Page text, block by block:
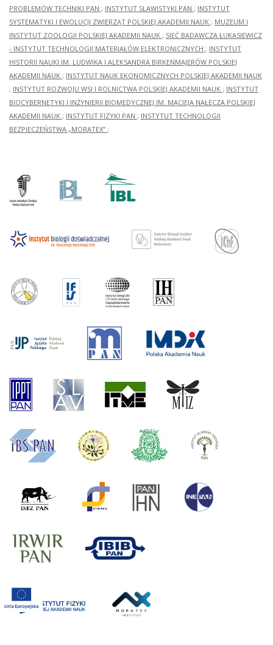
PROBLEMÓW TECHNIKI PAN ; INSTYTUT SLAWISTYKI PAN ; INSTYTUT
SYSTEMATYKI I EWOLUCJI ZWIERZĄT POLSKIEJ AKADEMII NAUK ; MUZEUM I
INSTYTUT ZOOLOGII POLSKIEJ AKADEMII NAUK ; SIEĆ BADAWCZA ŁUKASIEWICZ
- INSTYTUT TECHNOLOGII MATERIAŁÓW ELEKTRONICZNYCH ; INSTYTUT
HISTORII NAUKI IM. LUDWIKA I ALEKSANDRA BIRKENMAJERÓW POLSKIEJ
AKADEMII NAUK ; INSTYTUT NAUK EKONOMICZNYCH POLSKIEJ AKADEMII NAUK
; INSTYTUT ROZWOJU WSI I ROLNICTWA POLSKIEJ AKADEMII NAUK ; INSTYTUT
BIOCYBERNETYKI I INŻYNIERII BIOMEDYCZNEJ IM. MACIEJA NAŁĘCZA POLSKIEJ
AKADEMII NAUK ; INSTYTUT FIZYKI PAN ; INSTYTUT TECHNOLOGII
BEZPIECZEŃSTWA „MORATEX” ;